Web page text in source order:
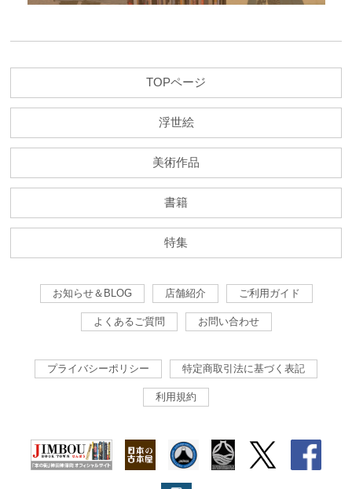
TOPページ
浮世絵
美術作品
書籍
特集
お知らせ＆BLOG 店舗紹介 ご利用ガイド
よくあるご質問 お問い合わせ
プライバシーポリシー 特定商取引法に基づく表記
利用規約